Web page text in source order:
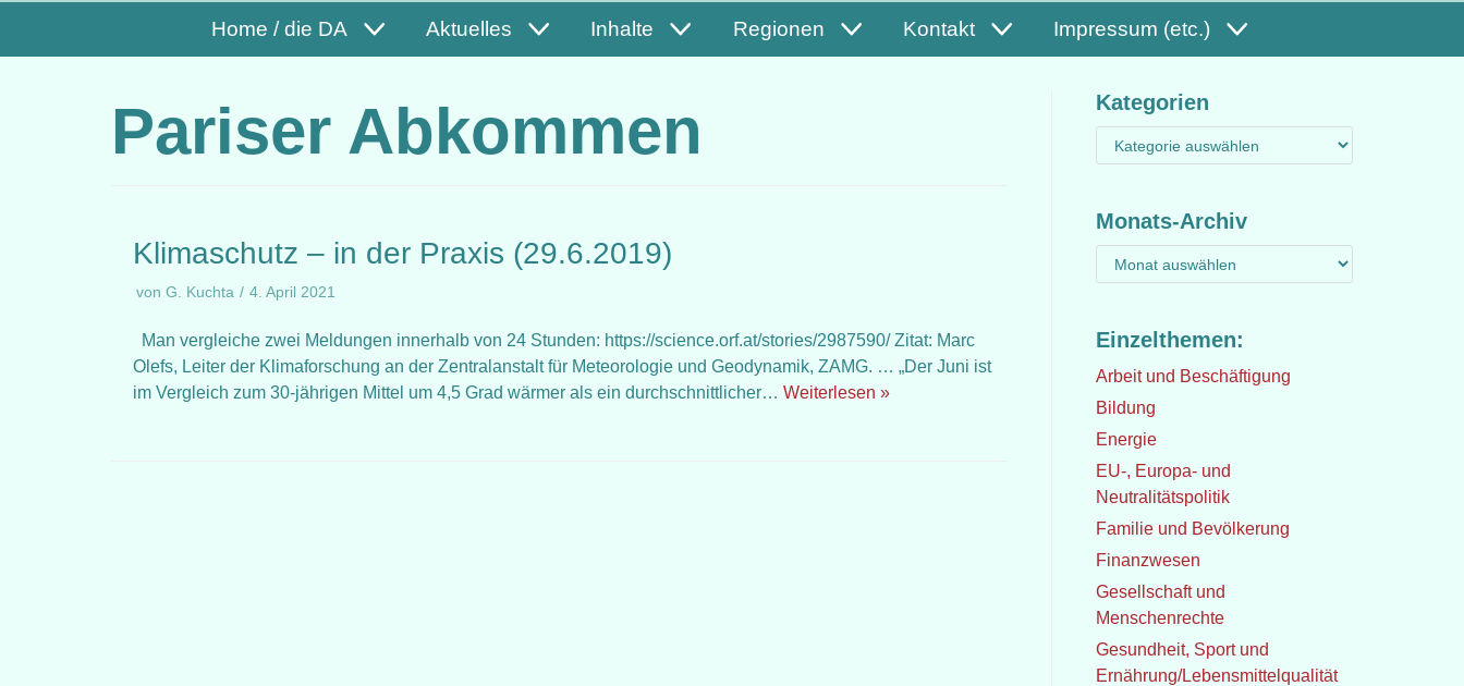
Home / die DA Aktuelles Inhalte Regionen Kontakt Impressum (etc.)
Pariser Abkommen
Klimaschutz – in der Praxis (29.6.2019)
von G. Kuchta 4. April 2021
Man vergleiche zwei Meldungen innerhalb von 24 Stunden: https://science.orf.at/stories/2987590/ Zitat: Marc
Olefs, Leiter der Klimaforschung an der Zentralanstalt für Meteorologie und Geodynamik, ZAMG. … „Der Juni ist
im Vergleich zum 30-jährigen Mittel um 4,5 Grad wärmer als ein durchschnittlicher… Weiterlesen »
Kategorien
Monats-Archiv
Einzelthemen:
Arbeit und Beschäftigung
Bildung
Energie
EU-, Europa- und
Neutralitätspolitik
Familie und Bevölkerung
Finanzwesen
Gesellschaft und
Menschenrechte
Gesundheit, Sport und
Ernährung/Lebensmittelqualität